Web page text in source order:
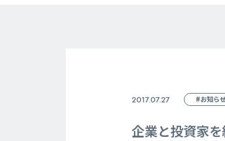
2017.07.27 #お知ら
企業と投資家